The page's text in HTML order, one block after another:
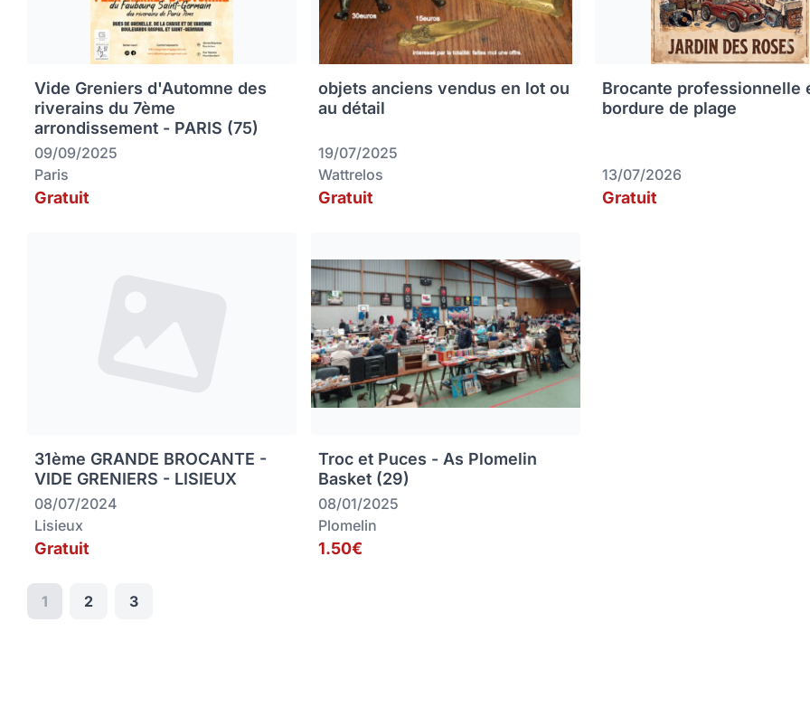
Vide Greniers d'Automne des
riverains du 7ème
arrondissement - PARIS (75)
09/09/2025
Paris
Gratuit
objets anciens vendus en lot ou
au détail
19/07/2025
Wattrelos
Gratuit
Brocante professionnelle
bordure de plage
13/07/2026
Gratuit
31ème GRANDE BROCANTE -
VIDE GRENIERS - LISIEUX
08/07/2024
Lisieux
Gratuit
Troc et Puces - As Plomelin
Basket (29)
08/01/2025
Plomelin
1.50€
1 2 3